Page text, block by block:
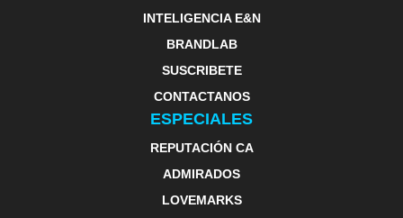
INTELIGENCIA E&N
BRANDLAB
SUSCRIBETE
CONTACTANOS
ESPECIALES
REPUTACIÓN CA
ADMIRADOS
LOVEMARKS